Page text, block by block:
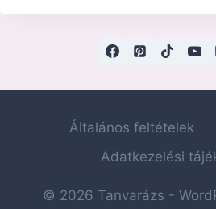
Általános feltételek
Adatkezelési
© 2026 Tanvarázs -